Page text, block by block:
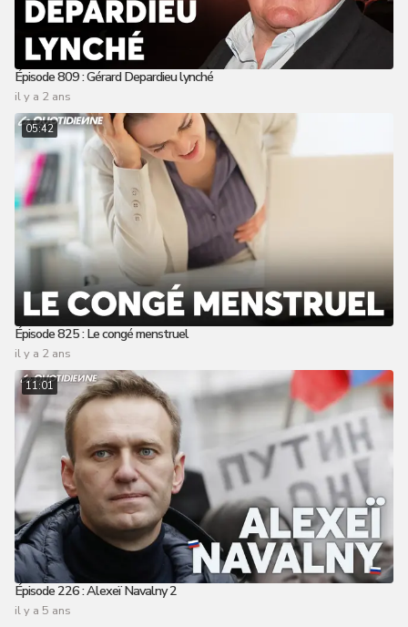
Épisode 809 : Gérard Depardieu lynché
il y a 2 ans
05:42
Épisode 825 : Le congé menstruel
il y a 2 ans
11:01
Épisode 226 : Alexeï Navalny 2
il y a 5 ans